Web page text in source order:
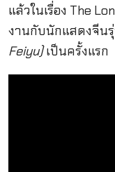
แล้วในเรื่อง The
งานกับนักแสดงจีนรุ่
Feiyu)เป็นครั้งแรก